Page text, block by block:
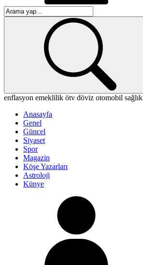
enflasyon emeklilik ötv döviz otomobil sağlık
Anasayfa
Genel
Güncel
Siyaset
Spor
Magazin
Köşe Yazarları
Astroloji
Künye